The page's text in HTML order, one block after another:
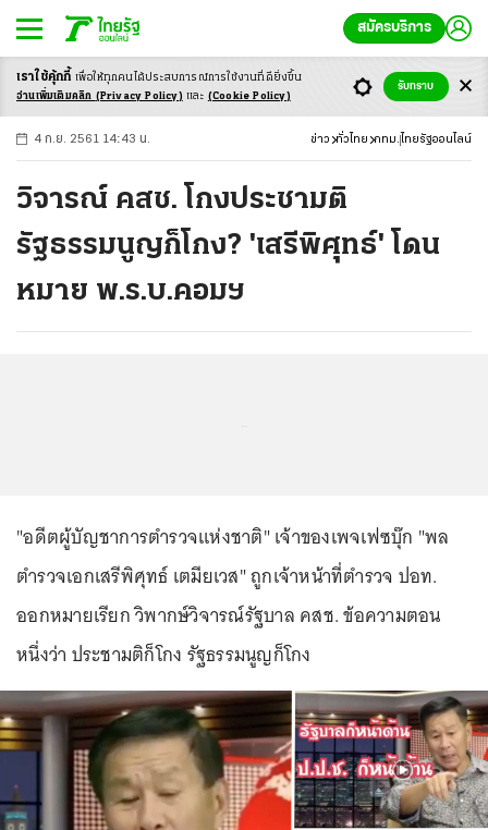
สมัครบริการ
-ก ก ก+
4 ก.ย. 2561 14:43 น. ข่าว ทั่วไทย กทม. ไทยรัฐออนไลน์
วิจารณ์ คสช. โกงประชามติ
รัฐธรรมนูญก็โกง? 'เสรีพิศุทธ์' โดน
หมาย พ.ร.บ.คอมฯ
"อดีตผู้บัญชาการตำรวจแห่งชาติ" เจ้าของเพจเฟซบุ๊ก "พล
ตำรวจเอกเสรีพิศุทธ์ เตมียเวส" ถูกเจ้าหน้าที่ตำรวจ ปอท.
ออกหมายเรียก วิพากษ์วิจารณ์รัฐบาล คสช. ข้อความตอน
หนึ่งว่า ประชามติก็โกง รัฐธรรมนูญก็โกง
เราใช้คุ้กกี้ เพื่อให้ทุกคนได้ประสบการณ์การใช้งานที่ดียิ่งขึ้น
อ่านเพิ่มเติมคลิก (Privacy Policy) และ (Cookie Policy)
รับทราบ